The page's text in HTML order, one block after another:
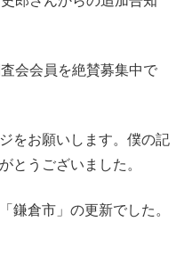
会会員を絶賛募集中で
をお願いします。僕の記
とうございました。
鎌倉市」の更新でした。